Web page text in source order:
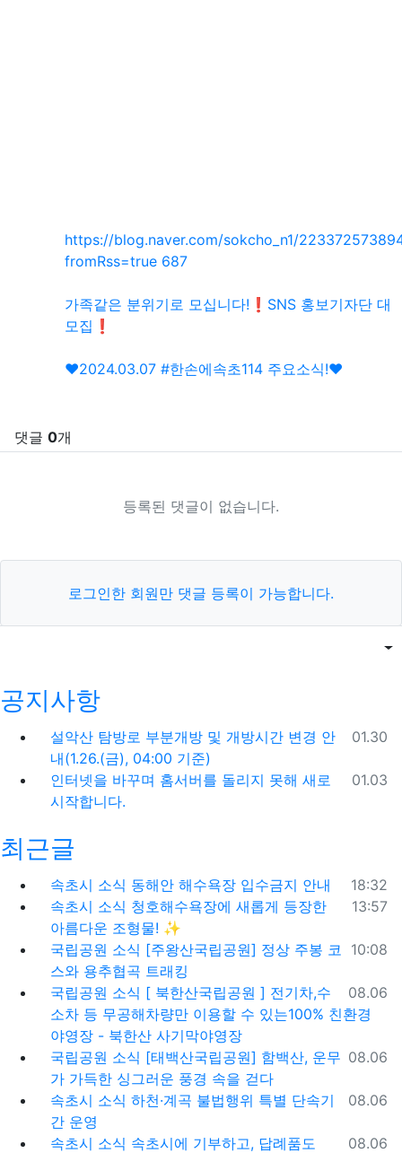
관련자료https://blog.naver.com/sokcho_n1/
fromRss=true 687회 연결
가족같은 분위기로 모십니다!❗️SNS 홍보기자단 대
모집❗️
❤️2024.03.07 #한손에속초114 주요소식!❤️
댓글 0개
등록된 댓글이 없습니다.
로그인한 회원만 댓글 등록이 가능합니다.
목록게
공지사항
등록일
01.30
설악산 탐방로 부분개방 및 개방시간 변경 안
내(1.26.(금), 04:00 기준)
등록일
01.03
인터넷을 바꾸며 홈서버를 돌리지 못해 새로
시작합니다.
최근글
등록일
18:32
속초시 소식 동해안 해수욕장 입수금지 안내
등록일
13:57
속초시 소식 청호해수욕장에 새롭게 등장한
아름다운 조형물! ✨
등록일
10:08
국립공원 소식 [주왕산국립공원] 정상 주봉 코
스와 용추협곡 트래킹
등록일
08.06
국립공원 소식 [ 북한산국립공원 ] 전기차,수
소차 등 무공해차량만 이용할 수 있는100% 친환경
야영장 - 북한산 사기막야영장
등록일
08.06
국립공원 소식 [태백산국립공원] 함백산, 운무
가 가득한 싱그러운 풍경 속을 걷다
등록일
08.06
속초시 소식 하천·계곡 불법행위 특별 단속기
간 운영
등록일
08.06
속초시 소식 속초시에 기부하고, 답례품도